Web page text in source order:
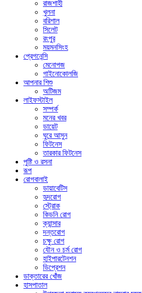
রাজশাহী
খুলনা
বরিশাল
সিলেট
রংপুর
ময়মনসিংহ
প্রেগনেন্সি
মেনোপজ
গাইনোকোলজি
আপনার শিশু
অটিজম
লাইফস্টাইল
সম্পর্ক
মনের খবর
ডায়েট
ঘুরে আসুন
ফিটনেস
তারকার ফিটনেস
পুষ্টি ও রসনা
রূপ
রোগবালাই
ডায়াবেটিস
হৃদরোগ
স্ট্রোক
কিডনি রোগ
ক্যান্সার
দন্তরোগ
চক্ষু রোগ
যৌন ও চর্ম রোগ
হাইপারটেনশন
ডিপ্রেশন
ডাক্তারের খোঁজ
হাসপাতাল